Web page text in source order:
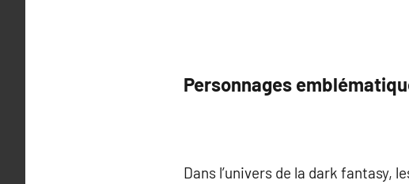
Personnages
Dans l’univers de la dark fantasy,